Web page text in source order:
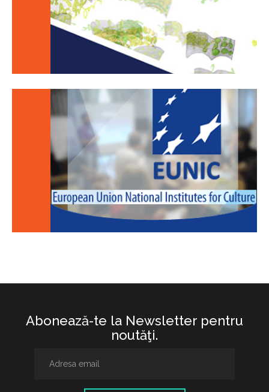
Abonează-te la Newsletter pentru
noutăţi.